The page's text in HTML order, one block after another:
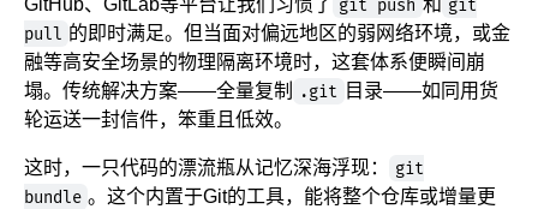
git push
git
pull 的即时满足。但当面对偏远地区的弱网络环境，或金
融等高安全场景的物理隔离环境时，这套体系便瞬间崩
塌。传统解决方案——全量复制
.git 目录——如同用货
轮运送一封信件，笨重且低效。
这时，一只代码的漂流瓶从记忆深海浮现：
git
bundle 。这个内置于Git的工具，能将整个仓库或增量更